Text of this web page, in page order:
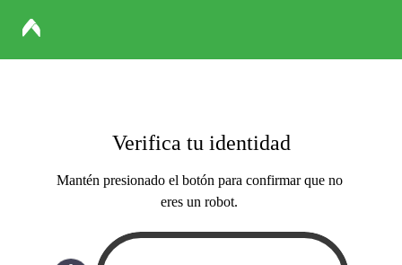
Verifica tu identidad
Mantén presionado el botón para confirmar que no
eres un robot.